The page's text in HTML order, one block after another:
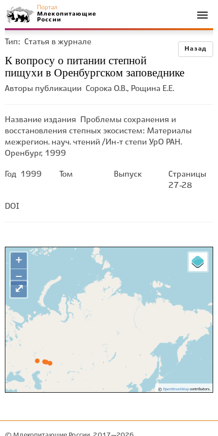
Портал
Млекопитающие
России
Назад
Тип: Статья в журнале
К вопросу о питании степной
пищухи в Оренбургском заповеднике
Авторы публикации Сорока О.В., Рощина Е.Е.
Название издания
Проблемы сохранения и
восстановления степных экосистем: Материалы
межрегион. науч. чтений / Ин-т степи УрО РАН.
Оренбург, 1999
Год 1999 Том Выпуск
Страницы
27-28
DOI
+
−
© OpenStreetMapcontributors.
⤢